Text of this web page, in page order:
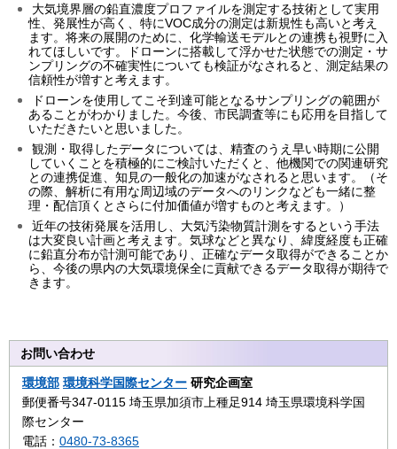
大気境界層の鉛直濃度プロファイルを測定する技術として実用
性、発展性が高く、特にVOC成分の測定は新規性も高いと考え
ます。将来の展開のために、化学輸送モデルとの連携も視野に入
れてほしいです。ドローンに搭載して浮かせた状態での測定・サ
ンプリングの不確実性についても検証がなされると、測定結果の
信頼性が増すと考えます。
ドローンを使用してこそ到達可能となるサンプリングの範囲が
あることがわかりました。今後、市民調査等にも応用を目指して
いただきたいと思いました。
観測・取得したデータについては、精査のうえ早い時期に公開
していくことを積極的にご検討いただくと、他機関での関連研究
との連携促進、知見の一般化の加速がなされると思います。（そ
の際、解析に有用な周辺域のデータへのリンクなども一緒に整
理・配信頂くとさらに付加価値が増すものと考えます。）
近年の技術発展を活用し、大気汚染物質計測をするという手法
は大変良い計画と考えます。気球などと異なり、緯度経度も正確
に鉛直分布が計測可能であり、正確なデータ取得ができることか
ら、今後の県内の大気環境保全に貢献できるデータ取得が期待で
きます。
お問い合わせ
環境部 環境科学国際センター 研究企画室
郵便番号347-0115 埼玉県加須市上種足914 埼玉県環境科学国
際センター
電話： 0480-73-8365